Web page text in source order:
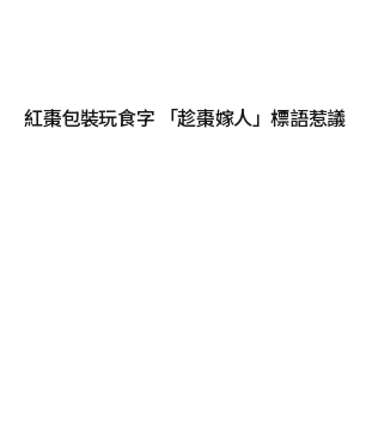
紅棗包裝玩食字 「趁棗嫁人」標語惹議